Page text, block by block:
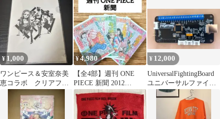
品未使用
¥1,000
ワンピース＆安室奈美
恵コラボ クリアファ
¥4,980
【全4部】週刊 ONE
PIECE 新聞 2012
Complete Set
¥ 12,000
UniversalFightingBoard
ユニバーサルファイテ
ィングボード